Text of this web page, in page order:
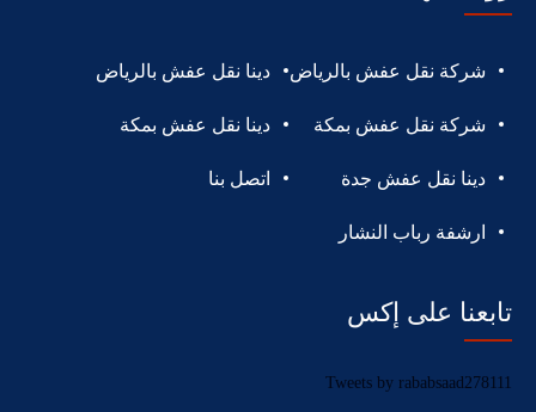
شركة نقل عفش بالرياض دينا نقل عفش بالرياض
شركة نقل عفش بمكة دينا نقل عفش بمكة
دينا نقل عفش جدة اتصل بنا
ارشفة رباب النشار
تابعنا على إكس
Tweets by rababsaad278111